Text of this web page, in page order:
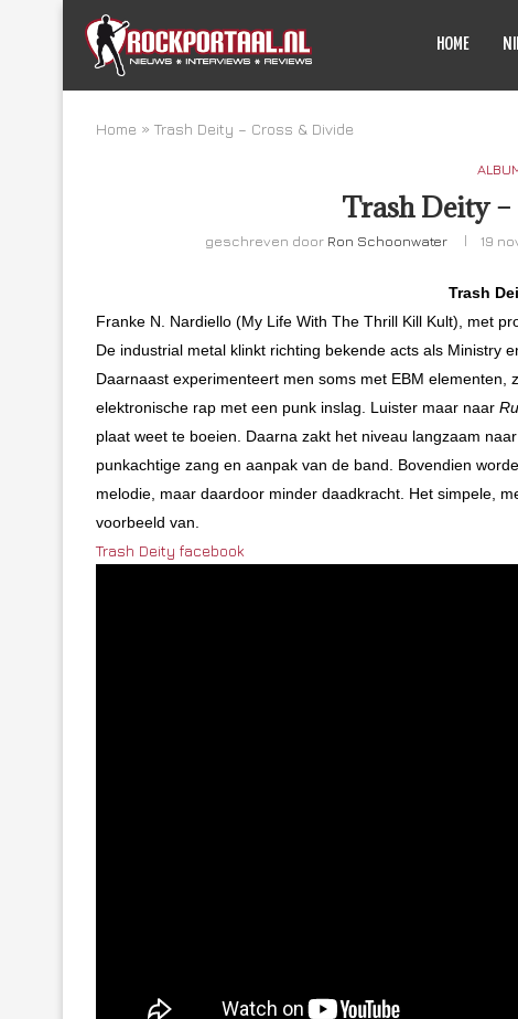
HOME
Home » Trash Deity – Cross & Divide
Trash Deity
geschreven door Ron Schoonwater 19
Trash
Franke N. Nardiello (My Life With The Thrill Kill Kult), met
De industrial metal klinkt richting bekende acts als Ministry
Daarnaast experimenteert men soms met EBM elementen,
elektronische rap met een punk inslag. Luister maar naar
plaat weet te boeien. Daarna zakt het niveau langzaam
punkachtige zang en aanpak van de band. Bovendien
melodie, maar daardoor minder daadkracht. Het simpele,
voorbeeld van.
Trash Deity facebook